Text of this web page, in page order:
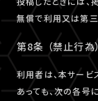
無償で利用又は第三
第8条 （禁止行為）
利用者は、本サービ
あっても、次の各